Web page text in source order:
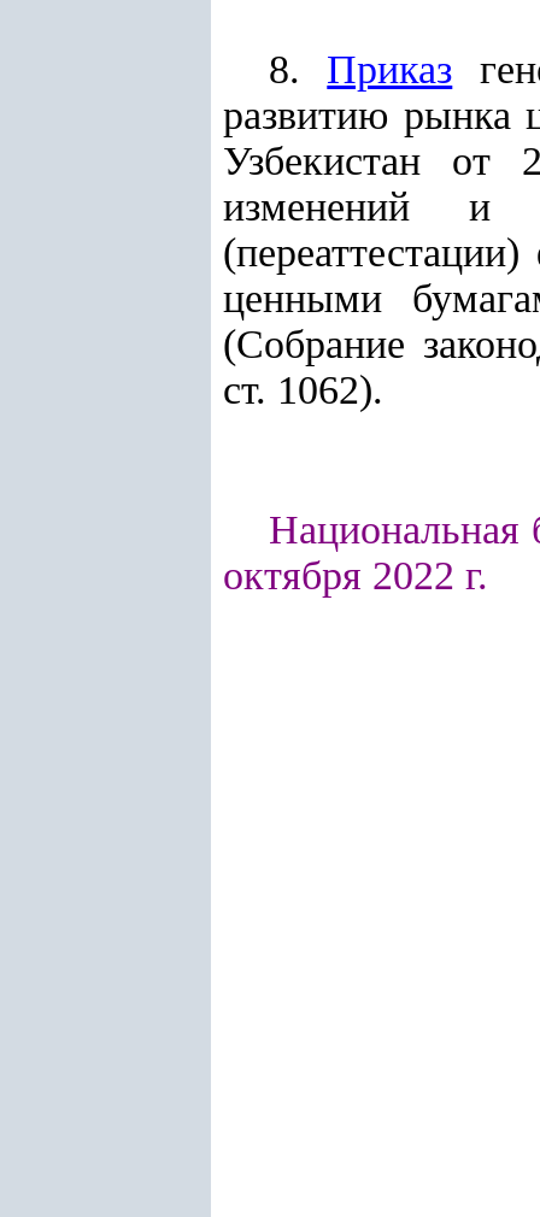
8. Приказ
развитию рынка
Узбекистан от
изменений
ценными
(Собрание
ст. 1062).
Национальная
октября 2022 г.